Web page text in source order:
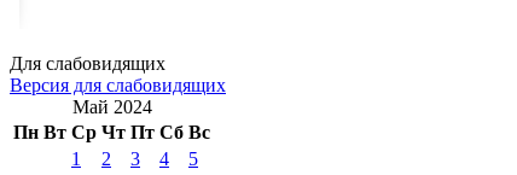
Для слабовидящих
Версия для слабовидящих
Май 2024
Пн Вт Ср Чт Пт Сб Вс
1
2 3 4 5